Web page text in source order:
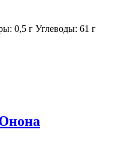
0,5 г Углеводы: 61 г